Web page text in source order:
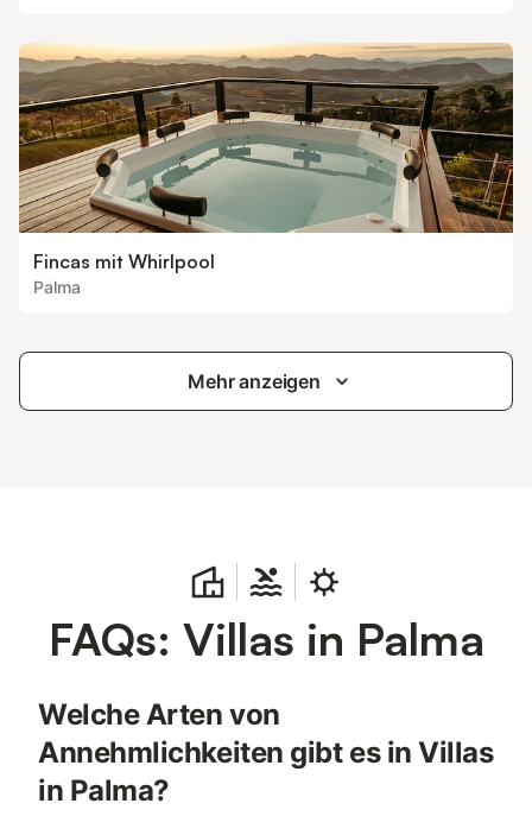
Fincas mit Whirlpool
Palma
Mehr anzeigen
FAQs: Villas in Palma
Welche Arten von
Annehmlichkeiten gibt es in Villas
in Palma?